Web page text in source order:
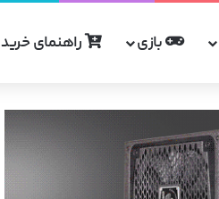
بازی راهنمای خرید